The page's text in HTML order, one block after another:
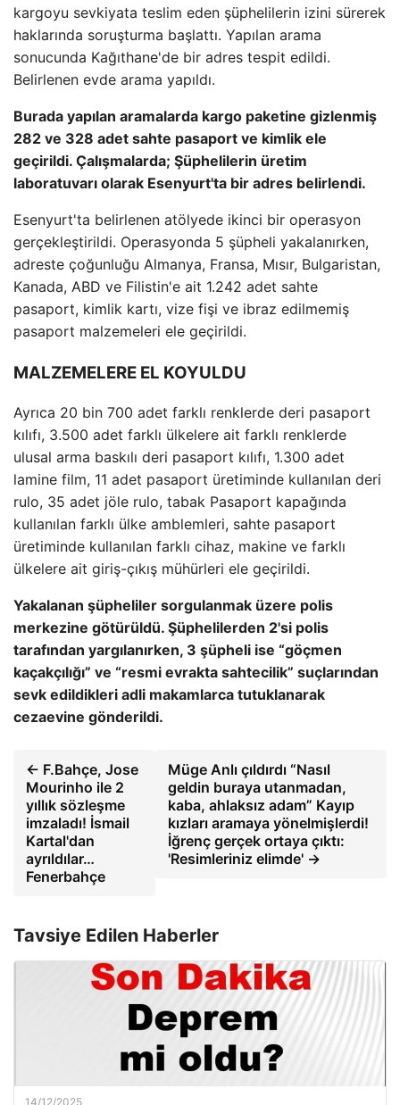
kargoyu sevkiyata teslim eden şüphelilerin izini sürerek
haklarında soruşturma başlattı. Yapılan arama
sonucunda Kağıthane'de bir adres tespit edildi.
Belirlenen evde arama yapıldı.
Burada yapılan aramalarda kargo paketine gizlenmiş
282 ve 328 adet sahte pasaport ve kimlik ele
geçirildi. Çalışmalarda; Şüphelilerin üretim
laboratuvarı olarak Esenyurt'ta bir adres belirlendi.
Esenyurt'ta belirlenen atölyede ikinci bir operasyon
gerçekleştirildi. Operasyonda 5 şüpheli yakalanırken,
adreste çoğunluğu Almanya, Fransa, Mısır, Bulgaristan,
Kanada, ABD ve Filistin'e ait 1.242 adet sahte
pasaport, kimlik kartı, vize fişi ve ibraz edilmemiş
pasaport malzemeleri ele geçirildi.
MALZEMELERE EL KOYULDU
Ayrıca 20 bin 700 adet farklı renklerde deri pasaport
kılıfı, 3.500 adet farklı ülkelere ait farklı renklerde
ulusal arma baskılı deri pasaport kılıfı, 1.300 adet
lamine film, 11 adet pasaport üretiminde kullanılan deri
rulo, 35 adet jöle rulo, tabak Pasaport kapağında
kullanılan farklı ülke amblemleri, sahte pasaport
üretiminde kullanılan farklı cihaz, makine ve farklı
ülkelere ait giriş-çıkış mühürleri ele geçirildi.
Yakalanan şüpheliler sorgulanmak üzere polis
merkezine götürüldü. Şüphelilerden 2'si polis
tarafından yargılanırken, 3 şüpheli ise “göçmen
kaçakçılığı” ve “resmi evrakta sahtecilik” suçlarından
sevk edildikleri adli makamlarca tutuklanarak
cezaevine gönderildi.
← F.Bahçe, Jose
Mourinho ile 2
yıllık sözleşme
imzaladı! İsmail
Kartal'dan
ayrıldılar…
Fenerbahçe
Müge Anlı çıldırdı “Nasıl
geldin buraya utanmadan,
kaba, ahlaksız adam” Kayıp
kızları aramaya yönelmişlerdi!
İğrenç gerçek ortaya çıktı:
'Resimleriniz elimde' →
Tavsiye Edilen Haberler
14/12/2025